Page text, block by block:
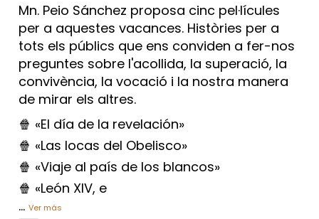
Mn. Peio Sánchez proposa cinc pel·lícules
per a aquestes vacances. Històries per a
tots els públics que ens conviden a fer-nos
preguntes sobre l'acollida, la superació, la
convivència, la vocació i la nostra manera
de mirar els altres.
🍿 «El día de la revelación»
🍿 «Las locas del Obelisco»
🍿 «Viaje al país de los blancos»
🍿 «León XIV, e
... Ver más